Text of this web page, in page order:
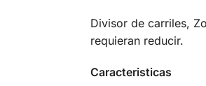
Divisor de carriles,
requieran reducir.
Caracteristicas